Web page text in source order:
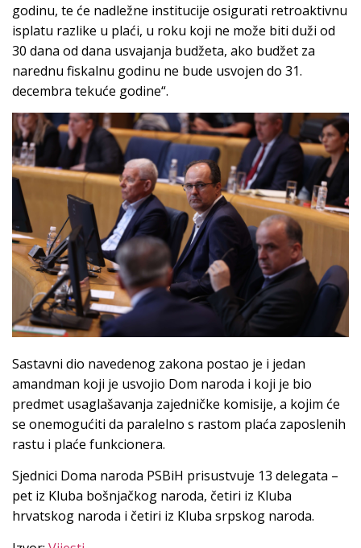
godinu, te će nadležne institucije osigurati retroaktivnu
isplatu razlike u plaći, u roku koji ne može biti duži od
30 dana od dana usvajanja budžeta, ako budžet za
narednu fiskalnu godinu ne bude usvojen do 31.
decembra tekuće godine“.
Sastavni dio navedenog zakona postao je i jedan
amandman koji je usvojio Dom naroda i koji je bio
predmet usaglašavanja zajedničke komisije, a kojim će
se onemogućiti da paralelno s rastom plaća zaposlenih
rastu i plaće funkcionera.
Sjednici Doma naroda PSBiH prisustvuje 13 delegata –
pet iz Kluba bošnjačkog naroda, četiri iz Kluba
hrvatskog naroda i četiri iz Kluba srpskog naroda.